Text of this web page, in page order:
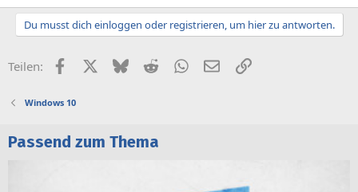
Du musst dich einloggen oder registrieren, um hier zu antworten.
Teilen: FacebookX (Twitter)
BlueskyRedditWhatsApp
E-MailLink
Windows 10
Passend zum Thema